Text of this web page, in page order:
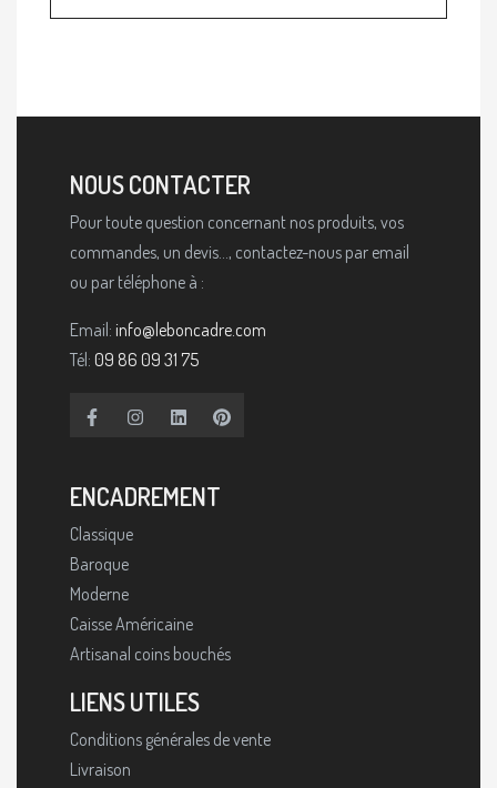
NOUS CONTACTER
Pour toute question concernant nos produits, vos
commandes, un devis..., contactez-nous par email
ou par téléphone à :
Email: info@leboncadre.com
Tél: 09 86 09 31 75
ENCADREMENT
Classique
Baroque
Moderne
Caisse Américaine
Artisanal coins bouchés
LIENS UTILES
Conditions générales de vente
Livraison